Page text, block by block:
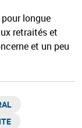
longue
retraités et
et un peu